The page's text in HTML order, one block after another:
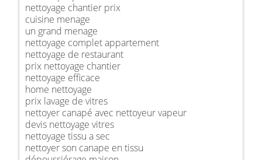
nettoyage chantier prix
cuisine menage
un grand menage
nettoyage complet appartement
nettoyage de restaurant
prix nettoyage chantier
nettoyage efficace
home nettoyage
prix lavage de vitres
nettoyer canapé avec nettoyeur vapeur
devis nettoyage vitres
nettoyage tissu a sec
nettoyer son canape en tissu